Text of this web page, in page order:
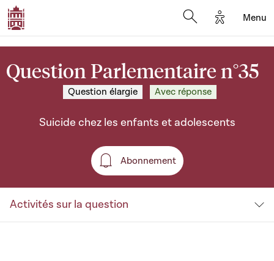
Options
Menu
Question Parlementaire n°35
Question élargie Avec réponse
Suicide chez les enfants et adolescents
Abonnement
Abonnement
Activités sur la question